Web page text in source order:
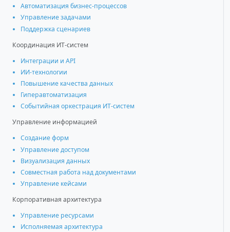
Автоматизация бизнес-процессов
Управление задачами
Поддержка сценариев
Координация ИТ-систем
Интеграции и АРІ
ИИ-технологии
Повышение качества данных
Гиперавтоматизация
Событийная оркестрация ИТ-систем
Управление информацией
Создание форм
Управление доступом
Визуализация данных
Совместная работа над документами
Управление кейсами
Корпоративная архитектура
Управление ресурсами
Исполняемая архитектура